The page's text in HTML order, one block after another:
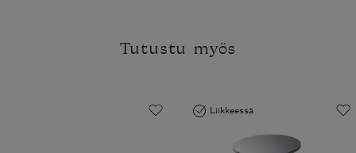
Tutustu myös
Liikkeessä